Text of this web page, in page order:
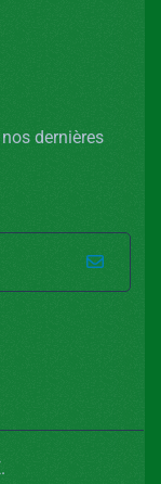
dernières